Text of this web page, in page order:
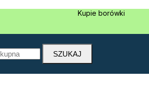
Kupie borówki